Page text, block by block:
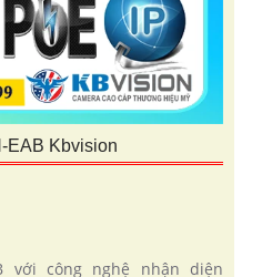
EAB Kbvision
với công nghệ nhận diện